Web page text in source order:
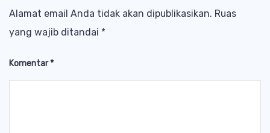
Alamat email Anda tidak akan dipublikasikan. Ruas
yang wajib ditandai *
Komentar*